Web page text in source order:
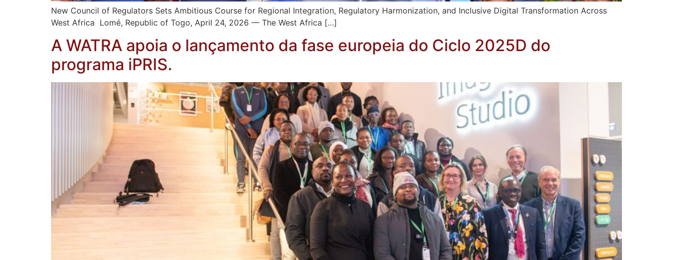
New Council of Regulators Sets Ambitious Course for Regional Integration, Regulatory Harmonization, and Inclusive Digital Transformation Across
West Africa Lomé, Republic of Togo, April 24, 2026 — The West Africa […]
A WATRA apoia o lançamento da fase europeia do Ciclo 2025D do
programa iPRIS.